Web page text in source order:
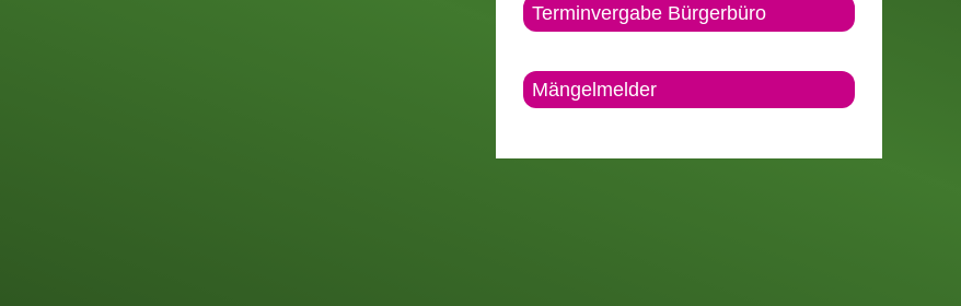
Terminvergabe Bürgerbüro
Mängelmelder